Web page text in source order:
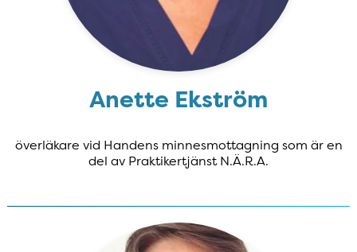
Anette Ekström
överläkare vid Handens minnesmottagning som är en
del av Praktikertjänst N.Ä.R.A.